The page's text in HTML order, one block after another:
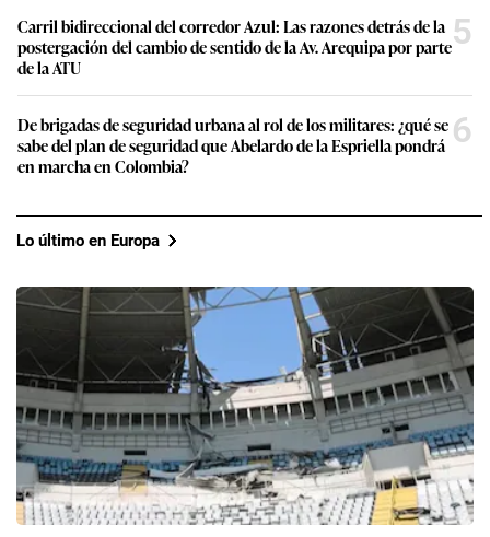
Carril bidireccional del corredor Azul: Las razones detrás de la
postergación del cambio de sentido de la Av. Arequipa por parte
de la ATU
5
De brigadas de seguridad urbana al rol de los militares: ¿qué se
sabe del plan de seguridad que Abelardo de la Espriella pondrá
en marcha en Colombia?
6
Lo último en Europa